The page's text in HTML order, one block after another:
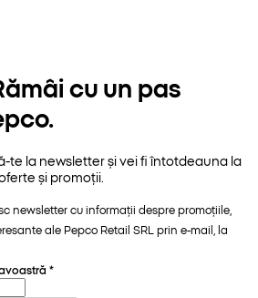
cu un pas
te la newsletter și vei fi întotdeauna la
și promoții.
newsletter cu informații despre promoțiile,
ale Pepco Retail SRL prin e-mail, la
*